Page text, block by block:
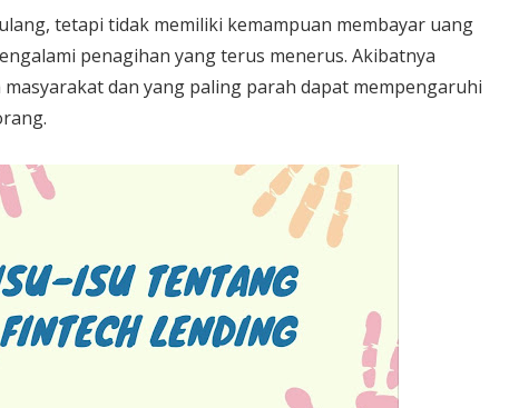
tetapi tidak memiliki kemampuan membayar uang
penagihan yang terus menerus. Akibatnya
dan yang paling parah dapat mempengaruhi